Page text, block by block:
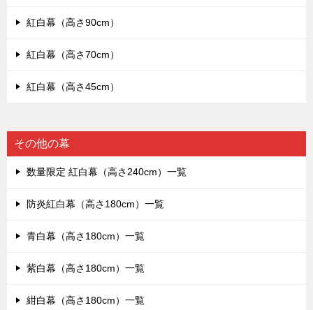
紅白幕（高さ90cm）
紅白幕（高さ70cm）
紅白幕（高さ45cm）
その他の幕
数量限定 紅白幕（高さ240cm）一覧
防炎紅白幕（高さ180cm）一覧
青白幕（高さ180cm）一覧
紫白幕（高さ180cm）一覧
紺白幕（高さ180cm）一覧